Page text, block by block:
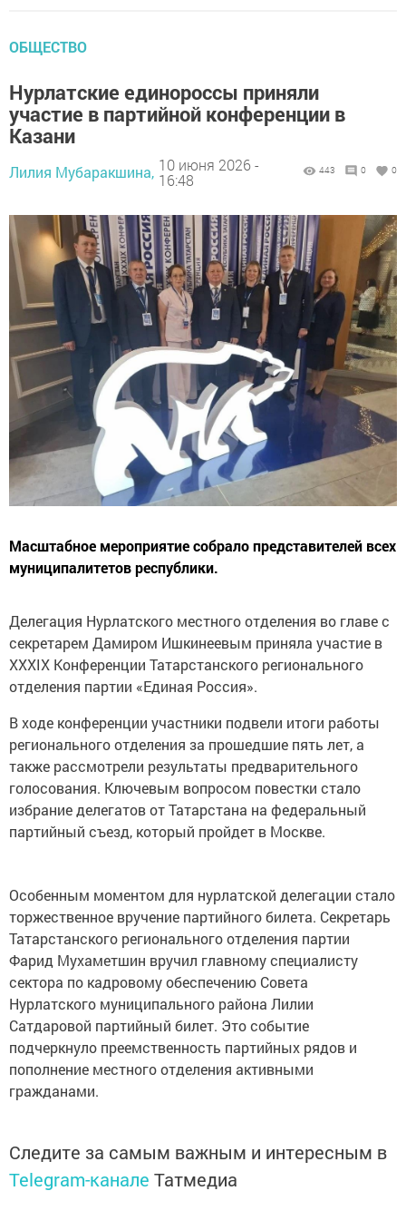
ОБЩЕСТВО
Нурлатские единороссы приняли
участие в партийной конференции в
Казани
Лилия Мубаракшина, 10 июня 2026 -
16:48
443 0 0
Масштабное мероприятие собрало представителей всех
муниципалитетов республики.
Делегация Нурлатского местного отделения во главе с
секретарем Дамиром Ишкинеевым приняла участие в
XXXIX Конференции Татарстанского регионального
отделения партии «Единая Россия».
В ходе конференции участники подвели итоги работы
регионального отделения за прошедшие пять лет, а
также рассмотрели результаты предварительного
голосования. Ключевым вопросом повестки стало
избрание делегатов от Татарстана на федеральный
партийный съезд, который пройдет в Москве.
Особенным моментом для нурлатской делегации стало
торжественное вручение партийного билета. Секретарь
Татарстанского регионального отделения партии
Фарид Мухаметшин вручил главному специалисту
сектора по кадровому обеспечению Совета
Нурлатского муниципального района Лилии
Сатдаровой партийный билет. Это событие
подчеркнуло преемственность партийных рядов и
пополнение местного отделения активными
гражданами.
Следите за самым важным и интересным в
Telegram-канале Татмедиа